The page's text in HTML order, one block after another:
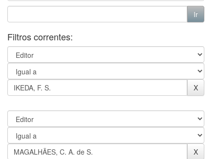
Filtros correntes: